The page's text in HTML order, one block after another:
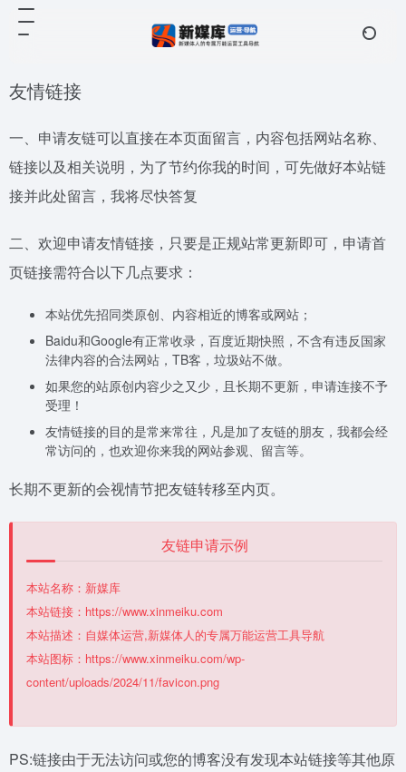
友情链接
一、申请友链可以直接在本页面留言，内容包括网站名称、
链接以及相关说明，为了节约你我的时间，可先做好本站链
接并此处留言，我将尽快答复
二、欢迎申请友情链接，只要是正规站常更新即可，申请首
页链接需符合以下几点要求：
本站优先招同类原创、内容相近的博客或网站；
Baidu和Google有正常收录，百度近期快照，不含有违反国家
法律内容的合法网站，TB客，垃圾站不做。
如果您的站原创内容少之又少，且长期不更新，申请连接不予
受理！
友情链接的目的是常来常往，凡是加了友链的朋友，我都会经
常访问的，也欢迎你来我的网站参观、留言等。
长期不更新的会视情节把友链转移至内页。
友链申请示例
本站名称：新媒库
本站链接：https://www.xinmeiku.com
本站描述：自媒体运营,新媒体人的专属万能运营工具导航
本站图标：https://www.xinmeiku.com/wp-
content/uploads/2024/11/favicon.png
PS:链接由于无法访问或您的博客没有发现本站链接等其他原